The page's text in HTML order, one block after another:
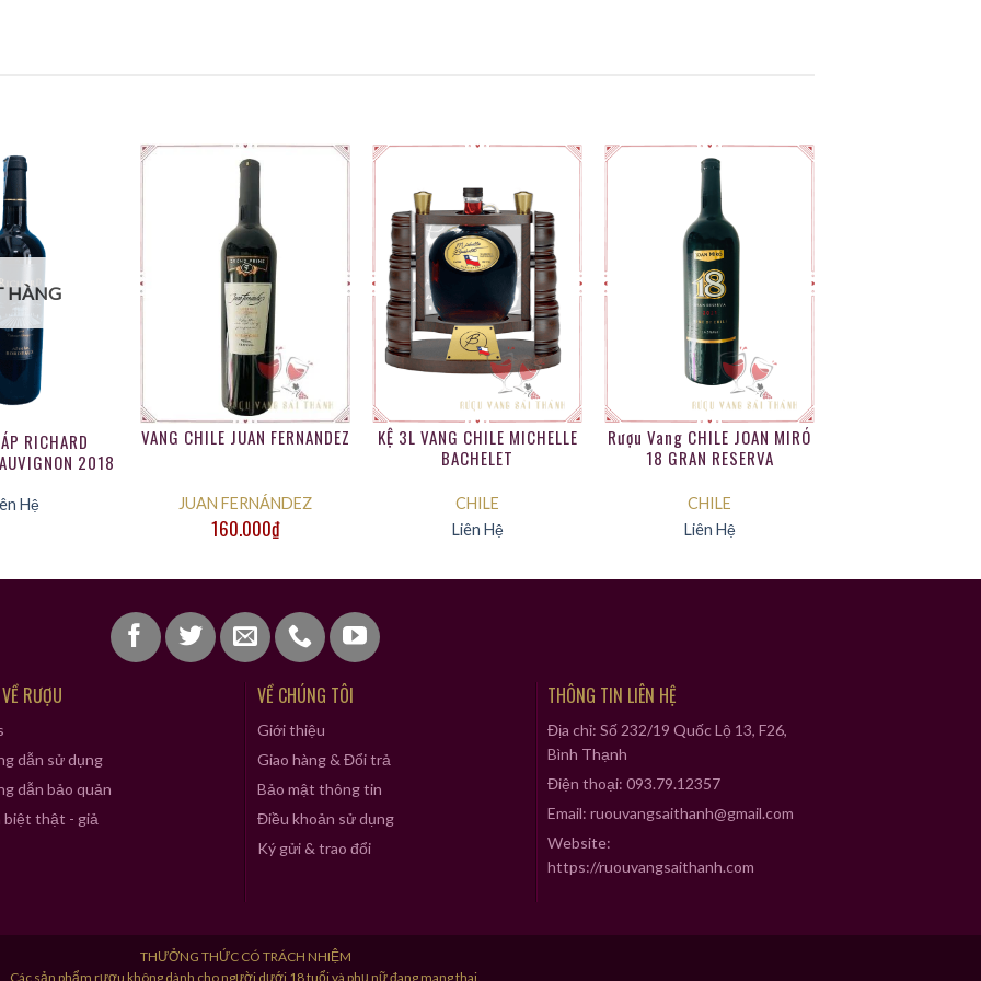
3L
HÀNG
RICHARD
2018
Hệ
VANG CHILE JUAN FERNANDEZ
JUAN FERNÁNDEZ
160.000₫
KỆ 3L VANG CHILE MICHELLE
BACHELET
CHILE
Liên Hệ
Rượu Vang CHILE JOAN MIRÓ
18 GRAN RESERVA
CHILE
Liên Hệ
RƯỢU
dẫn sử dụng
dẫn bảo quản
biệt thật - giả
VỀ CHÚNG TÔI
Giới thiệu
Giao hàng & Đổi trả
Bảo mật thông tin
Điều khoản sử dụng
Ký gửi & trao đổi
THÔNG TIN LIÊN HỆ
Địa chỉ: Số 232/19 Quốc Lộ 13, F26,
Bình Thạnh
Điện thoại: 093.79.12357
Email: ruouvangsaithanh@gmail.com
Website:
https://ruouvangsaithanh.com
THƯỞNG THỨC CÓ TRÁCH NHIỆM
Các sản phẩm rượu không dành cho người dưới 18 tuổi và phụ nữ đang mang thai.